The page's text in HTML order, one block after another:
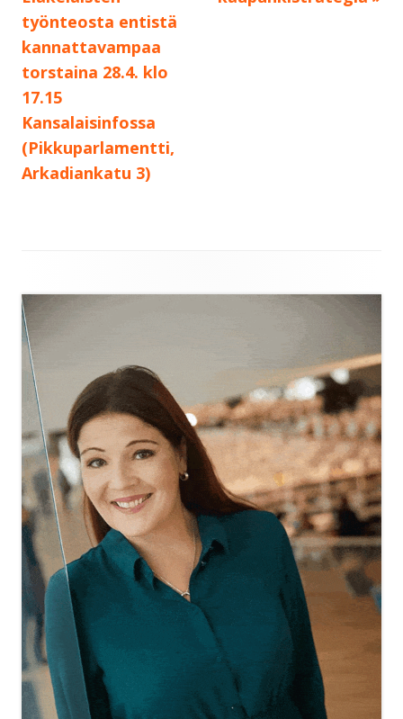
työnteosta entistä
kannattavampaa
torstaina 28.4. klo
17.15
Kansalaisinfossa
(Pikkuparlamentti,
Arkadiankatu 3)
Sivupalkki